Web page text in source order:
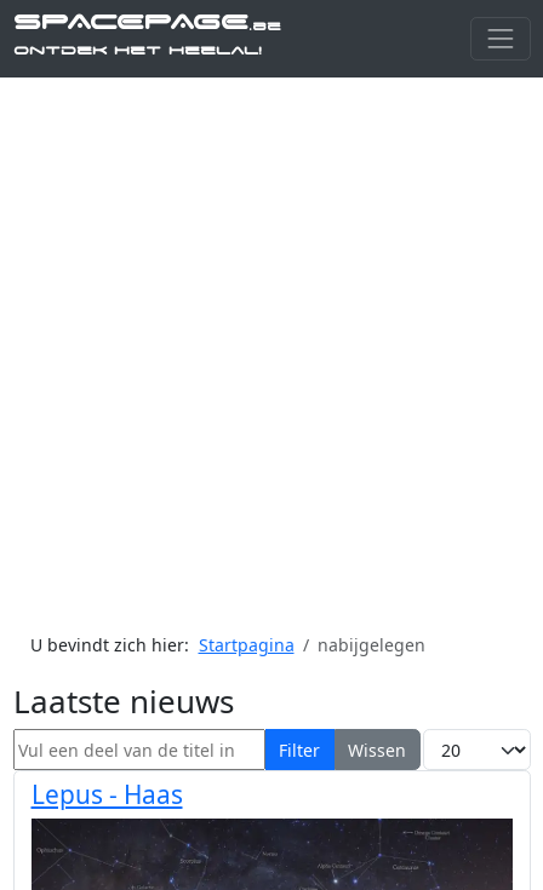
SPACEPAGE.be
Ontdek het heelal!
U bevindt zich hier: Startpagina nabijgelegen
Laatste nieuws
Vul een deel van de titel in Filter Wissen Toon #
Lepus - Haas